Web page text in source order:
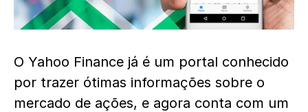
O Yahoo Finance já é um portal conhecido
por trazer ótimas informações sobre o
mercado de ações, e agora conta com um